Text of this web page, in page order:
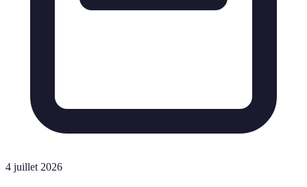
4 juillet 2026